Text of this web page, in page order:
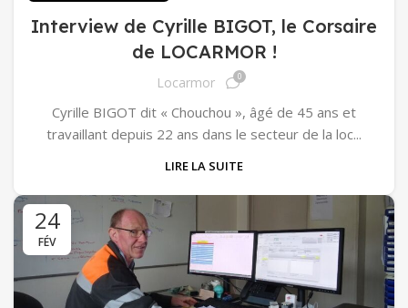
Interview de Cyrille BIGOT, le Corsaire
de LOCARMOR !
Locarmor 0
Cyrille BIGOT dit « Chouchou », âgé de 45 ans et
travaillant depuis 22 ans dans le secteur de la loc...
LIRE LA SUITE
24
FÉV